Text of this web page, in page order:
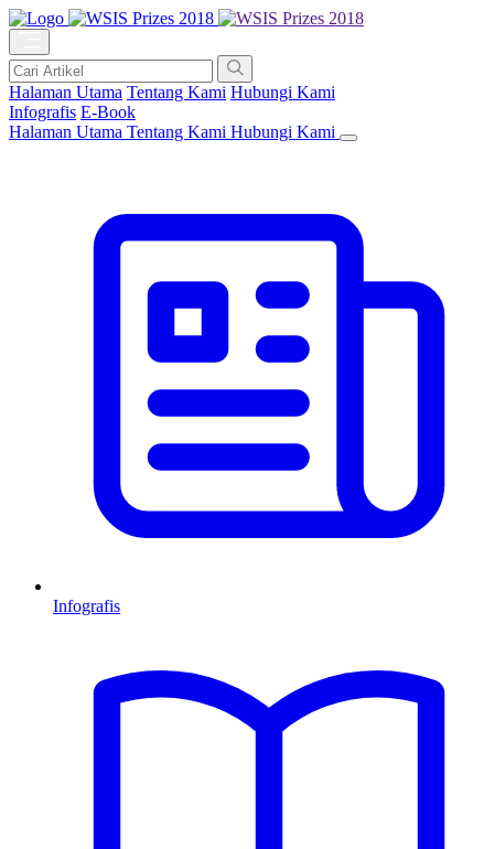
Halaman Utama Tentang Kami Hubungi Kami
Infografis E-Book
Halaman Utama Tentang Kami Hubungi Kami
Infografis